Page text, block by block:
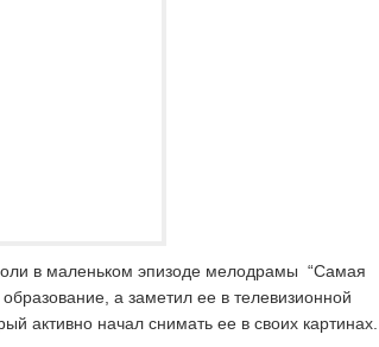
в маленьком эпизоде мелодрамы “Самая
а заметил ее в телевизионной
активно начал снимать ее в своих картинах.